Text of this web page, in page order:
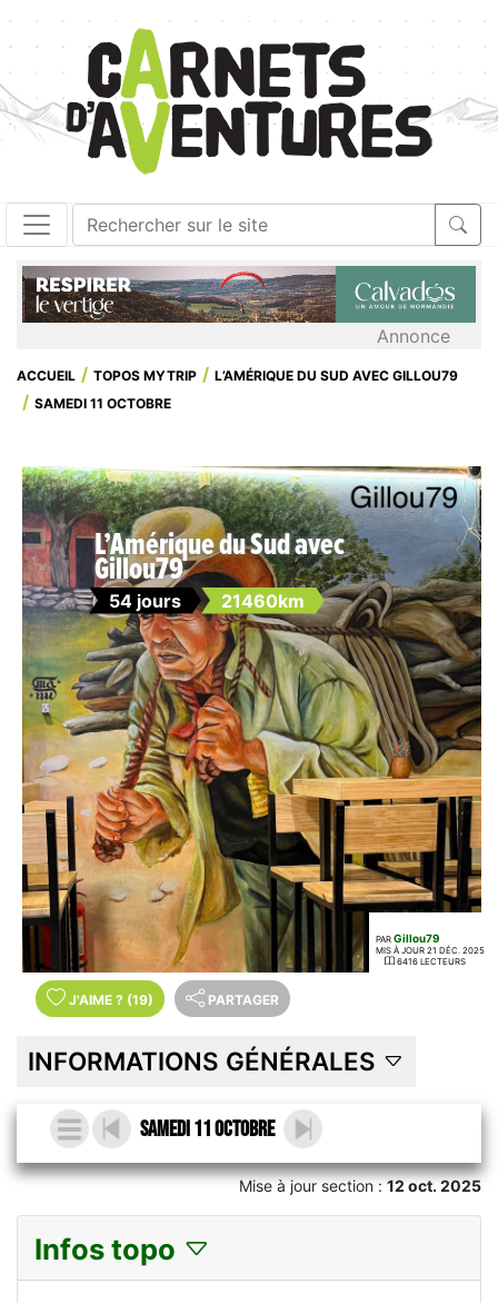
Annonce
ACCUEIL TOPOS MYTRIP
L’AMÉRIQUE DU SUD AVEC GILLOU79
SAMEDI 11 OCTOBRE
L’Amérique du Sud avec
Gillou79
54 jours 21460km
PAR Gillou79
MIS À JOUR 21 DÉC. 2025
6416 LECTEURS
J'AIME ? (19) PARTAGER
INFORMATIONS GÉNÉRALES
Samedi 11 Octobre
Mise à jour section :12 oct. 2025
Infos topo